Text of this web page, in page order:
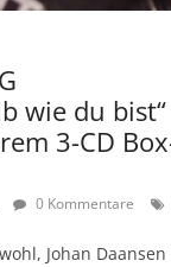
wie du bist“
3-CD
0 Kommentare
Johan